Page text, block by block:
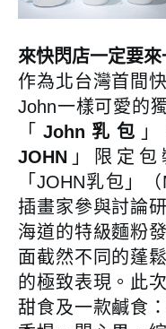
來快閃店一定要
作為北台灣首間
John一樣可愛的
「 John乳包
JOHN 」限定
「JOHN乳包」
插畫家參與討論
海道的特級麵粉
面截然不同的蓬
的極致表現。此
甜食及一款鹹食